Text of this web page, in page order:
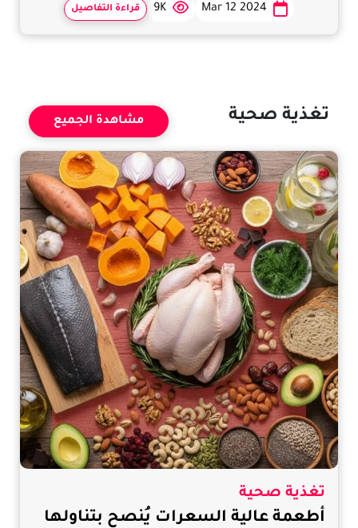
Mar 12 2024
9K قراءة التفاصيل
تغذية صحية مشاهدة الجميع
تغذية صحية
أطعمة عالية السعرات يُنصح بتناولها